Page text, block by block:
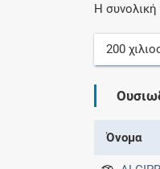
Η
200
Όνομα